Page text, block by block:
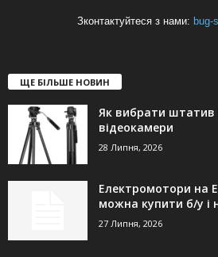
Зконтактуйтеся з нами: bug-
ЩЕ БІЛЬШЕ НОВИН
Як вибрати
відеокамери
28 Липня, 2026
Електромотори на
можна купити б/у і
27 Липня, 2026